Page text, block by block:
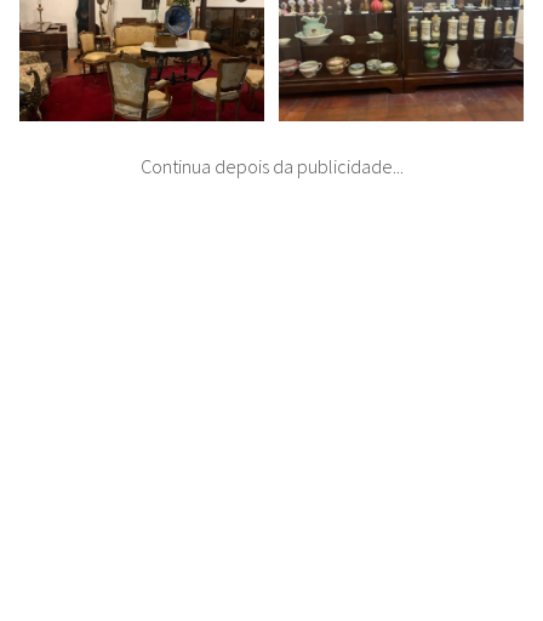
Continua depois da publicidade...